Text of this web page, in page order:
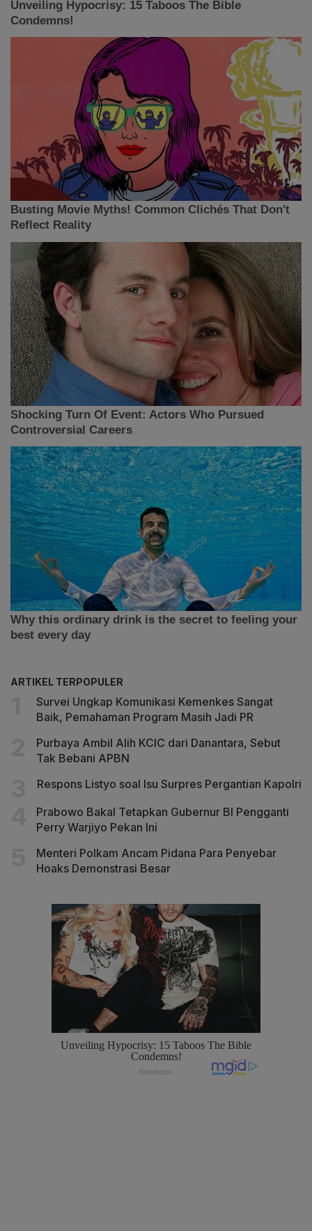
ARTIKEL TERPOPULER
Survei Ungkap Komunikasi Kemenkes Sangat
Baik, Pemahaman Program Masih Jadi PR
Purbaya Ambil Alih KCIC dari Danantara, Sebut
Tak Bebani APBN
Respons Listyo soal Isu Surpres Pergantian Kapolri
Prabowo Bakal Tetapkan Gubernur BI Pengganti
Perry Warjiyo Pekan Ini
Menteri Polkam Ancam Pidana Para Penyebar
Hoaks Demonstrasi Besar